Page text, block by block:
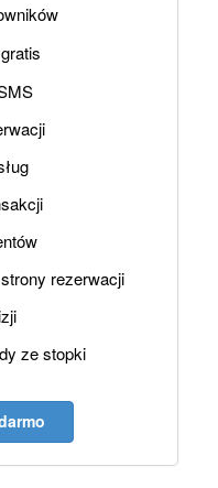
rezerwacji
ze stopki